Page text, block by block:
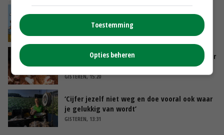
Internationale vraag naar geitenzuivel blijft
groot: Nederland in Europese top
Vlaamse varkensstapel krimpt, pluimveesector
groeit door schaalvergroting
GISTEREN, 15:20
‘Cijfer jezelf niet weg en doe vooral ook waar
je gelukkig van wordt’
GISTEREN, 13:31
Toestemming
Opties beheren